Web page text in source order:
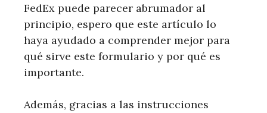
FedEx puede parecer abrumador al
principio, espero que este artículo lo
haya ayudado a comprender mejor para
qué sirve este formulario y por qué es
importante.
Además, gracias a las instrucciones